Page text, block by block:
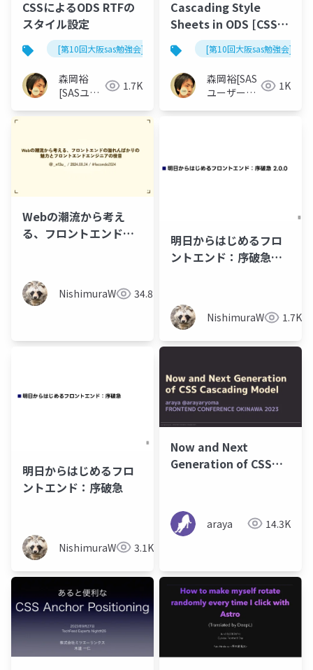
CSSによるODS RTFの
スタイル設定
[第10回大阪sas勉強会]
森岡裕
[SASユー
1.7K
Cascading Style
Sheets in ODS [CSSを
利用したレポート作成]
[第10回大阪sas勉強会]
森岡裕[SAS
ユーザー総
1K
Webの潮流から考え
る、フロントエンドの
ニアの役目
NishimuraWataru34.8K
明日からはじめるフロ
ントエンド：序破急
NishimuraWataru1.7K
明日からはじめるフロ
ントエンド：序破急
NishimuraWataru3.1K
Now and Next
Generation of CSS
araya 14.3K